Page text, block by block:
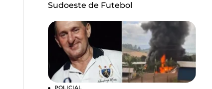
Sudoeste de Futebol